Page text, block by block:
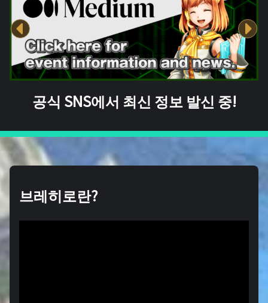
공식 SNS에서 최신 정보 발신 중!
브레히로란?